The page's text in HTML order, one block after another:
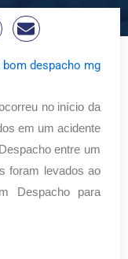
no início da
em um acidente
entre um
foram levados ao
Despacho para